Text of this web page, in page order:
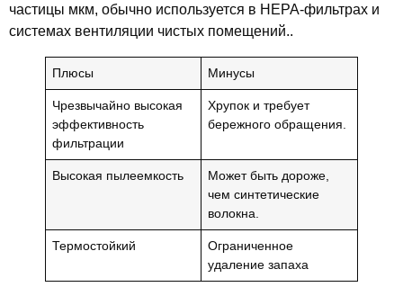
частицы мкм, обычно используется в HEPA-фильтрах и
системах вентиляции чистых помещений..
Плюсы Минусы
Чрезвычайно высокая
эффективность
фильтрации
Хрупок и требует
бережного обращения.
Высокая пылеемкость
Может быть дороже,
чем синтетические
волокна.
Термостойкий
Ограниченное
удаление запаха